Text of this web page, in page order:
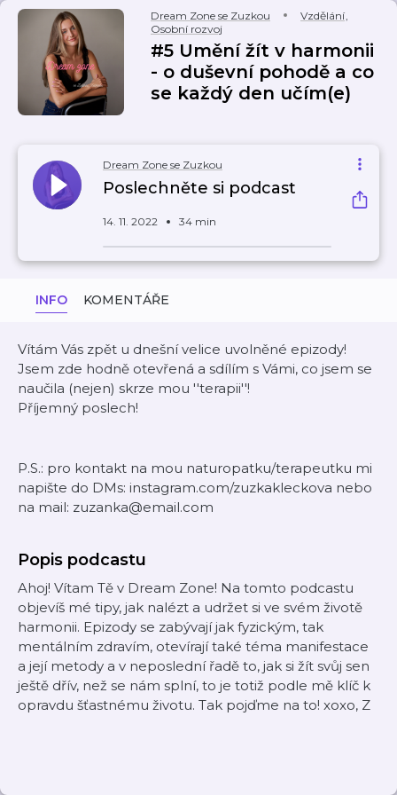
Dream Zone se Zuzkou Vzdělání,
Osobní rozvoj
#5 Umění žít v harmonii
- o duševní pohodě a co
se každý den učím(e)
Dream Zone se Zuzkou
Poslechněte si podcast
14. 11. 2022 34 min
INFO KOMENTÁŘE
Vítám Vás zpět u dnešní velice uvolněné epizody!
Jsem zde hodně otevřená a sdílím s Vámi, co jsem se
naučila (nejen) skrze mou ''terapii''!
Příjemný poslech!
P.S.: pro kontakt na mou naturopatku/terapeutku mi
napište do DMs: instagram.com/zuzkakleckova nebo
na mail: zuzanka@email.com
Popis podcastu
Ahoj! Vítam Tě v Dream Zone! Na tomto podcastu
objevíš mé tipy, jak nalézt a udržet si ve svém životě
harmonii. Epizody se zabývají jak fyzickým, tak
mentálním zdravím, otevírají také téma manifestace
a její metody a v neposlední řadě to, jak si žít svůj sen
ještě dřív, než se nám splní, to je totiž podle mě klíč k
opravdu šťastnému životu. Tak pojďme na to! xoxo, Z